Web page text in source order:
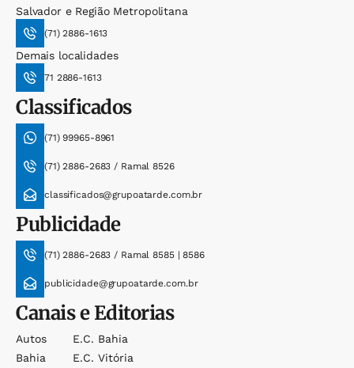
Salvador e Região Metropolitana
(71) 2886-1613
Demais localidades
71 2886-1613
Classificados
(71) 99965-8961
(71) 2886-2683 / Ramal 8526
classificados@grupoatarde.com.br
Publicidade
(71) 2886-2683 / Ramal 8585 | 8586
publicidade@grupoatarde.com.br
Canais e Editorias
Autos
Bahia
E.c. Bahia
E.c. Vitória